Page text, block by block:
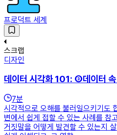
프로덕트 세계
스크랩
디자인
데이터 시각화 101: ③데이터 속
7분
시각적으로 오해를 불러일으키기도
변에서 쉽게 접할 수 있는 사례를 참
거짓말을 어떻게 발견할 수 있는지